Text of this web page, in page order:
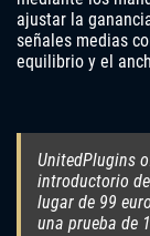
ajustar la
señales medias
equilibrio y el
UnitedPlugins
introductorio
lugar de 99
una prueba de